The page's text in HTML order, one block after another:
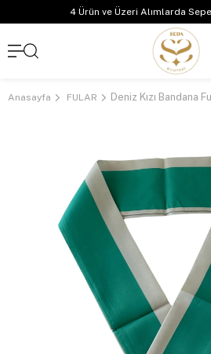
4 Ürün ve Üzeri Alımlarda
Anasayfa FULAR Deniz Kızı Bandana